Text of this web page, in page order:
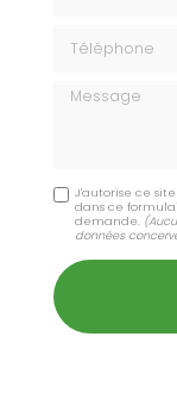
Message
J'autorise ce
dans ce
demande.
données